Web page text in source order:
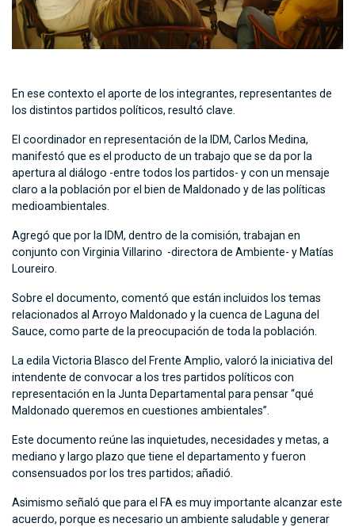
En ese contexto el aporte de los integrantes, representantes de
los distintos partidos políticos, resultó clave.
El coordinador en representación de la IDM, Carlos Medina,
manifestó que es el producto de un trabajo que se da por la
apertura al diálogo -entre todos los partidos- y con un mensaje
claro a la población por el bien de Maldonado y de las políticas
medioambientales.
Agregó que por la IDM, dentro de la comisión, trabajan en
conjunto con Virginia Villarino -directora de Ambiente- y Matías
Loureiro.
Sobre el documento, comentó que están incluidos los temas
relacionados al Arroyo Maldonado y la cuenca de Laguna del
Sauce, como parte de la preocupación de toda la población.
La edila Victoria Blasco del Frente Amplio, valoró la iniciativa del
intendente de convocar a los tres partidos políticos con
representación en la Junta Departamental para pensar “qué
Maldonado queremos en cuestiones ambientales”.
Este documento reúne las inquietudes, necesidades y metas, a
mediano y largo plazo que tiene el departamento y fueron
consensuados por los tres partidos; añadió.
Asimismo señaló que para el FA es muy importante alcanzar este
acuerdo, porque es necesario un ambiente saludable y generar